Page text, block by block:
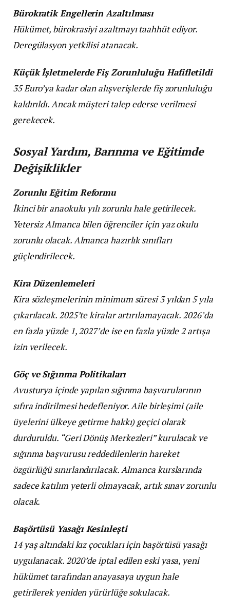
Bürokratik Engellerin Azaltılması
Hükümet, bürokrasiyi azaltmayı taahhüt ediyor.
Deregülasyon yetkilisi atanacak.
Küçük İşletmelerde Fiş Zorunluluğu Hafifletildi
35 Euro’ya kadar olan alışverişlerde fiş zorunluluğu
kaldırıldı. Ancak müşteri talep ederse verilmesi
gerekecek.
Sosyal Yardım, Barınma ve Eğitimde
Değişiklikler
Zorunlu Eğitim Reformu
İkinci bir anaokulu yılı zorunlu hale getirilecek.
Yetersiz Almanca bilen öğrenciler için yaz okulu
zorunlu olacak. Almanca hazırlık sınıfları
güçlendirilecek.
Kira Düzenlemeleri
Kira sözleşmelerinin minimum süresi 3 yıldan 5 yıla
çıkarılacak. 2025’te kiralar artırılamayacak. 2026’da
en fazla yüzde 1, 2027’de ise en fazla yüzde 2 artışa
izin verilecek.
Göç ve Sığınma Politikaları
Avusturya içinde yapılan sığınma başvurularının
sıfıra indirilmesi hedefleniyor. Aile birleşimi (aile
üyelerini ülkeye getirme hakkı) geçici olarak
durduruldu. “Geri Dönüş Merkezleri” kurulacak ve
sığınma başvurusu reddedilenlerin hareket
özgürlüğü sınırlandırılacak. Almanca kurslarında
sadece katılım yeterli olmayacak, artık sınav zorunlu
olacak.
Başörtüsü Yasağı Kesinleşti
14 yaş altındaki kız çocukları için başörtüsü yasağı
uygulanacak. 2020’de iptal edilen eski yasa, yeni
hükümet tarafından anayasaya uygun hale
getirilerek yeniden yürürlüğe sokulacak.